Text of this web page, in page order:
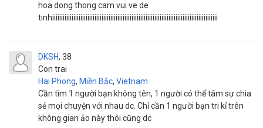
hoa dong thong cam vui ve de
tinhiiiiiiiiiiiiiiiiiiiiiiiiiiiiiiiiiiiiiiiiiiiiiiiiiiiiiiiiiiiiiiiiiiiiiiiiiiiiiiiiiiiiiiiiiiiiii
DKSH
Con trai
38
Hai Phong, Miền Bắc, Vietnam
Cần tìm 1 người bạn không tên, 1 người có thể tâm sự chia
sẻ mọi chuyện với nhau dc. Chỉ cần 1 người bạn tri kỉ trên
không gian ảo này thôi cũng dc